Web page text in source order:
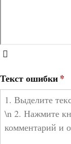
Текст ошибки*